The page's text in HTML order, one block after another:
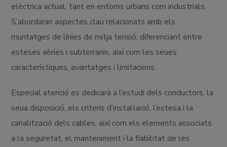
elèctrica actual, tant en entorns urbans com industrials.
S’abordaran aspectes clau relacionats amb els
muntatges de línies de mitja tensió, diferenciant entre
esteses aèries i subterranis, així com les seues
característiques, avantatges i limitacions.
Especial atenció es dedicarà a l’estudi dels conductors, la
seua disposició, els criteris d’instal·lació, l’estesa i la
canalització dels cables, així com els elements associats
a la seguretat, el manteniment i la fiabilitat de les